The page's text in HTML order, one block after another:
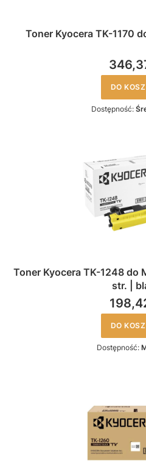
Toner Kyocera TK-1170
DO
Dostępność:
Toner Kyocera TK-1248 do
str. |
DO
Dostępność: